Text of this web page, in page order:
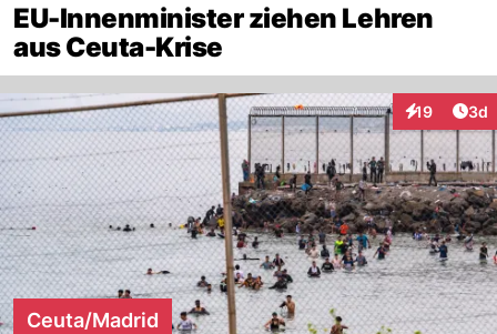
EU-Innenminister ziehen Lehren
aus Ceuta-Krise
19
Interaktionen
3d
Ceuta/Madrid